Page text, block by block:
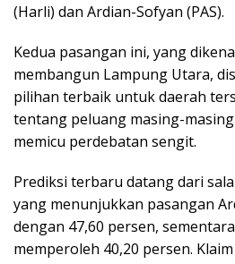
(Harli) dan Ardian-Sofyan (PAS).
Kedua pasangan ini, yang
membangun Lampung Utara,
pilihan terbaik untuk daerah
tentang peluang masing-
memicu perdebatan sengit.
Prediksi terbaru datang dari
yang menunjukkan pasangan
dengan 47,60 persen,
memperoleh 40,20 persen.